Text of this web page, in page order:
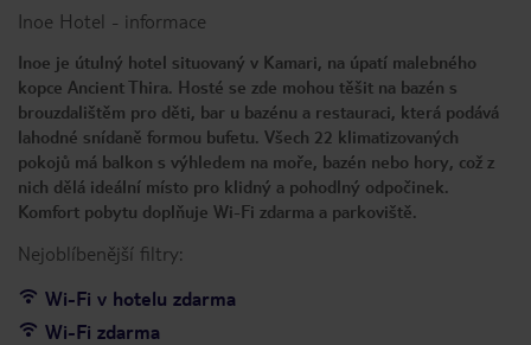
Inoe Hotel - informace
Inoe je útulný hotel situovaný v Kamari, na úpatí malebného
kopce Ancient Thira. Hosté se zde mohou těšit na bazén s
brouzdalištěm pro děti, bar u bazénu a restauraci, která podává
lahodné snídaně formou bufetu. Všech 22 klimatizovaných
pokojů má balkon s výhledem na moře, bazén nebo hory, což z
nich dělá ideální místo pro klidný a pohodlný odpočinek.
Komfort pobytu doplňuje Wi-Fi zdarma a parkoviště.
Nejoblíbenější filtry:
Wi-Fi v hotelu zdarma
Wi-Fi zdarma